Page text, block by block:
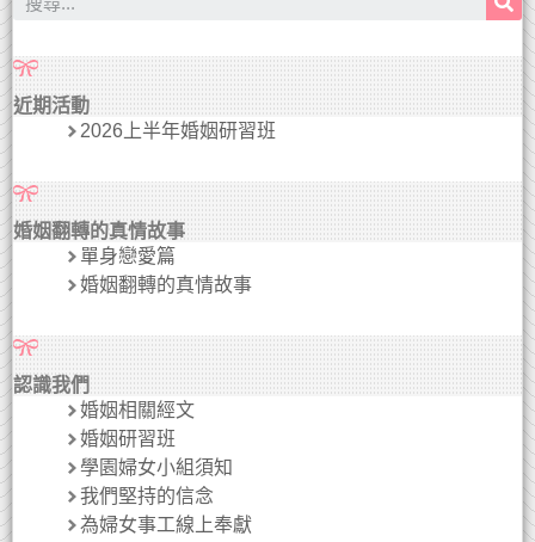
近期活動
2026上半年婚姻研習班
婚姻翻轉的真情故事
單身戀愛篇
婚姻翻轉的真情故事
認識我們
婚姻相關經文
婚姻研習班
學園婦女小組須知
我們堅持的信念
為婦女事工線上奉獻